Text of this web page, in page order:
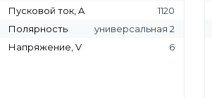
Пусковой ток, A
1120
Полярность
универсальная 2
Напряжение, V
6